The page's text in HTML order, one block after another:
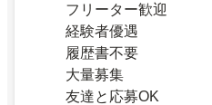
フリーター歓迎
経験者優遇
履歴書不要
大量募集
友達と応募OK